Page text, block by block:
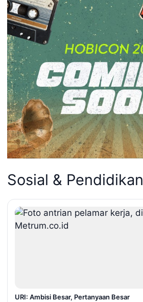
Sosial & Pendidikan
URI: Ambisi Besar, Pertanyaan Besar